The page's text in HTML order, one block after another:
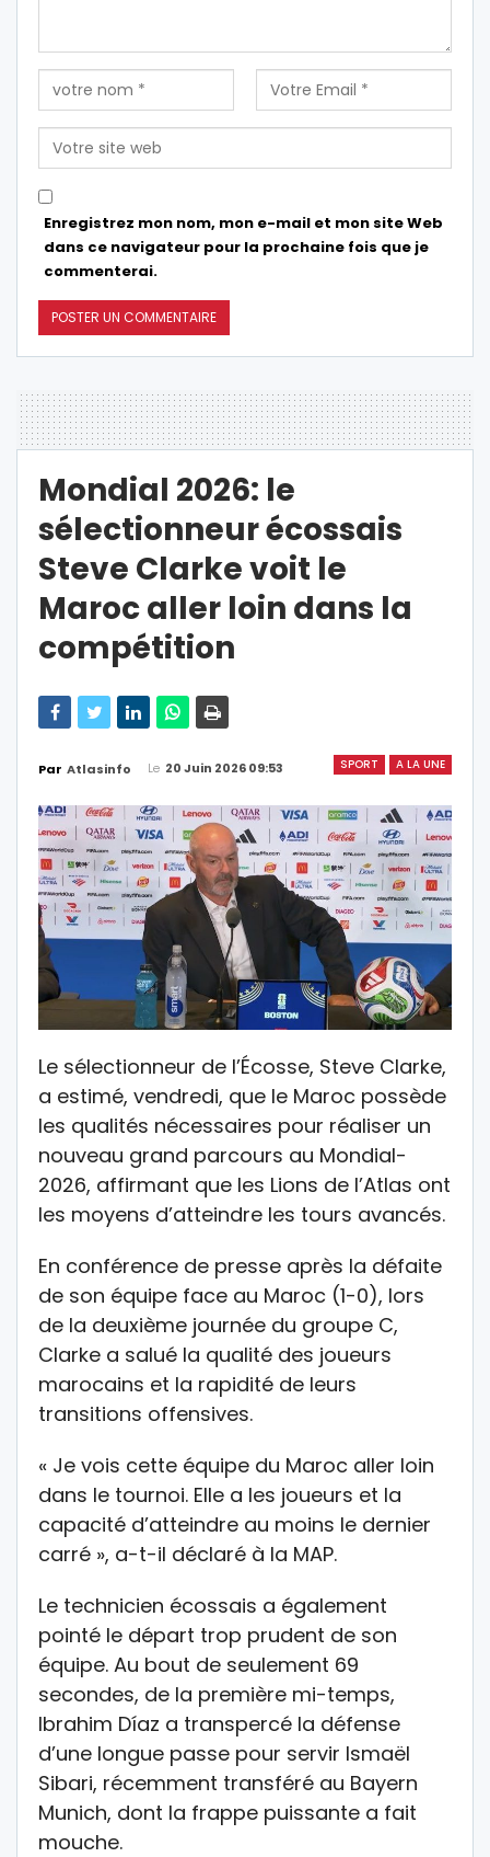
Enregistrez mon nom, mon e-mail et mon site Web
dans ce navigateur pour la prochaine fois que je
commenterai.
Mondial 2026: le
sélectionneur écossais
Steve Clarke voit le
Maroc aller loin dans la
compétition
SPORT A LA UNE
Par Atlasinfo Le 20 Juin 2026 09:53
Le sélectionneur de l’Écosse, Steve Clarke,
a estimé, vendredi, que le Maroc possède
les qualités nécessaires pour réaliser un
nouveau grand parcours au Mondial-
2026, affirmant que les Lions de l’Atlas ont
les moyens d’atteindre les tours avancés.
En conférence de presse après la défaite
de son équipe face au Maroc (1-0), lors
de la deuxième journée du groupe C,
Clarke a salué la qualité des joueurs
marocains et la rapidité de leurs
transitions offensives.
« Je vois cette équipe du Maroc aller loin
dans le tournoi. Elle a les joueurs et la
capacité d’atteindre au moins le dernier
carré », a-t-il déclaré à la MAP.
Le technicien écossais a également
pointé le départ trop prudent de son
équipe. Au bout de seulement 69
secondes, de la première mi-temps,
Ibrahim Díaz a transpercé la défense
d’une longue passe pour servir Ismaël
Sibari, récemment transféré au Bayern
Munich, dont la frappe puissante a fait
mouche.